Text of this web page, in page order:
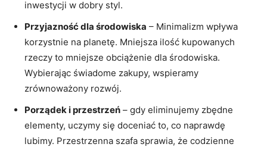
inwestycji w dobry styl.
Przyjazność dla środowiska – Minimalizm wpływa
korzystnie na planetę. Mniejsza ilość kupowanych
rzeczy to mniejsze obciążenie dla środowiska.
Wybierając świadome zakupy, wspieramy
zrównoważony rozwój.
Porządek i przestrzeń – gdy eliminujemy zbędne
elementy, uczymy się doceniać to, co naprawdę
lubimy. Przestrzenna szafa sprawia, że codzienne